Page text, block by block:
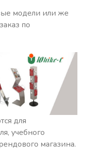
модели или же
по
для
учебного
магазина.